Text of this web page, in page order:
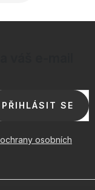
osobních
PŘIHLÁSIT SE